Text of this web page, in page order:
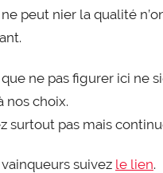
peut nier la qualité
ne pas figurer ici ne
nos choix.
surtout pas mais
suivez le lien.